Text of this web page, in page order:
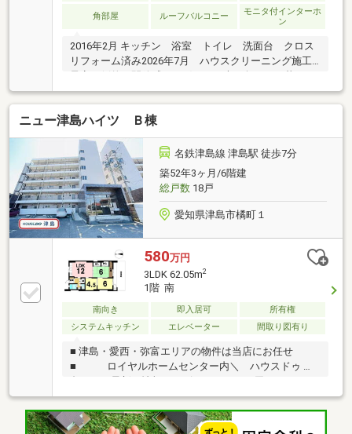
（月額6000円）●風情ある「甚目寺観音」まで徒歩2分
角部屋 ルーフバルコニー
モニタ付インターホ
ン
2016年2月 キッチン 浴室 トイレ 洗面台 クロス
リフォーム済み2026年7月 ハウスクリーニング施工
し。そんな理想を叶える、最上階・角部屋の南向き住
戸。朝から夕方まで豊かな日差しが差し込む室内は、
いつも明るく爽やか。お部屋には、インテリアに馴染
む柔らかい色合いのアクセントクロスを採用し、視覚
的にも癒やされる居心地の良い空間に。リビングの先
には、プライベート感あふれる大きなルーフバルコニ
ーが広がり、休日はティータイムなど、贅沢なセカン
ドリビングとして大活躍します。さらに、生活感生活
感を隠してスッキリ暮らせる「3帖の大型納戸」付
き。
ニュー津島ハイツ Ｂ棟
名鉄津島線 津島駅 徒歩7分
築52年3ヶ月/6階建
総戸数18戸
愛知県津島市橘町１
580万円
3LDK 62.05m2
1階 南
南向き 即入居可
所有権
システムキッチン
エレベーター 間取り図有り
■ 津島・愛西・弥富エリアの物件は当店にお任せ
■ ロイヤルホームセンター内＼ ハウスドゥ 津
れ不動産サイトを見なくても当店で解決！ネットに掲
載していない物件は店頭でご紹介いたします。◆東小
学校/藤浪中学校◆即入居可能◆ゆったり寛げる６帖